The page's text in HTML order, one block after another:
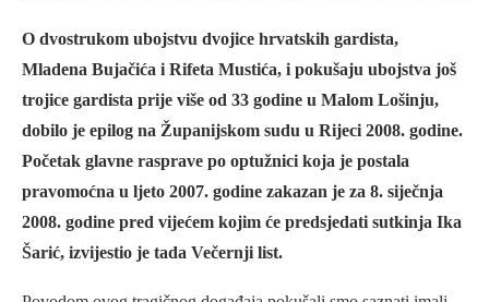
O dvostrukom ubojstvu dvojice hrvatskih gardista,
Mladena Bujačića i Rifeta Mustića, i pokušaju ubojstva još
trojice gardista prije više od 33 godine u Malom Lošinju,
dobilo je epilog na Županijskom sudu u Rijeci 2008. godine.
Početak glavne rasprave po optužnici koja je postala
pravomoćna u ljeto 2007. godine zakazan je za 8. siječnja
2008. godine pred vijećem kojim će predsjedati sutkinja Ika
Šarić, izvijestio je tada Večernji list.